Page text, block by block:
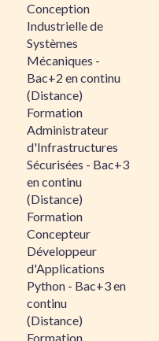
Conception
Industrielle de
Systèmes
Mécaniques -
Bac+2 en continu
(Distance)
Formation
Administrateur
d'Infrastructures
Sécurisées - Bac+3
en continu
(Distance)
Formation
Concepteur
Développeur
d'Applications
Python - Bac+3 en
continu
(Distance)
Formation